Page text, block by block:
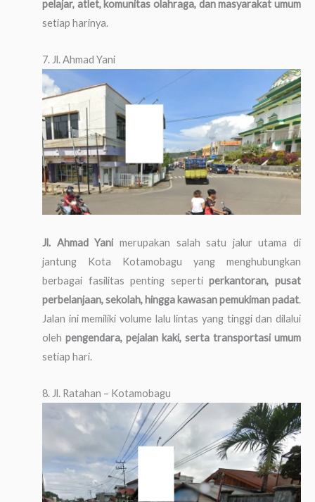
pelajar, atlet, komunitas olahraga, dan masyarakat umum
setiap harinya.
7. Jl. Ahmad Yani
Jl. Ahmad Yanimerupakan salah satu jalur utama di
jantung Kota Kotamobagu yang menghubungkan
berbagai fasilitas penting sepertiperkantoran, pusat
perbelanjaan, sekolah, hingga kawasan pemukiman padat.
Jalan ini memiliki volume lalu lintas yang tinggi dan dilalui
oleh pengendara, pejalan kaki, serta transportasi umum
setiap hari.
8. Jl. Ratahan – Kotamobagu